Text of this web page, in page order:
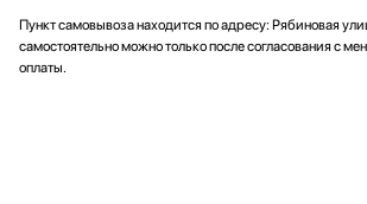
Пункт самовывоза находится по адресу: Рябиновая
самостоятельно можно только после согласования с
оплаты.